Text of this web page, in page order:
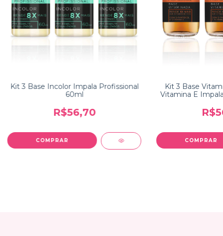
Kit 3 Base Incolor Impala Profissional
60ml
R$56,70
Kit 3 Base
Vitamina E